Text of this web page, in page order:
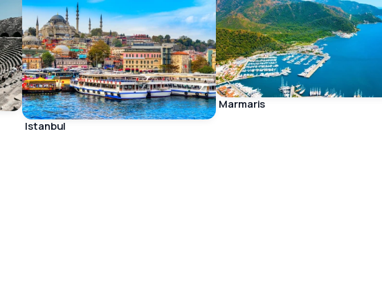
Istanbul
Marmaris